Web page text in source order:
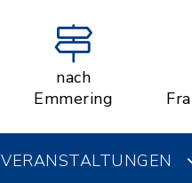
nach
Emmering
VERANSTALTUNGEN